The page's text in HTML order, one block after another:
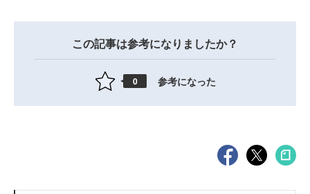
この記事は参考になりましたか？
0 参考になった